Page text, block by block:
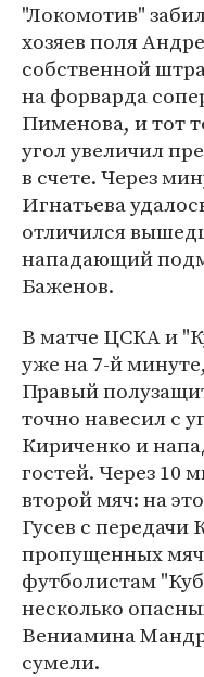
"Локомотив"
хозяев поля
собственной
на форварда
Пименова, и тот
угол увеличил
в счете. Через
Игнатьева
отличился
нападающий
Баженов.
В матче ЦСКА и
уже на 7-й
Правый
точно навесил с
Кириченко и
гостей. Через 10
второй мяч: на
Гусев с передачи
пропущенных
футболистам
несколько
Вениамина
сумели.